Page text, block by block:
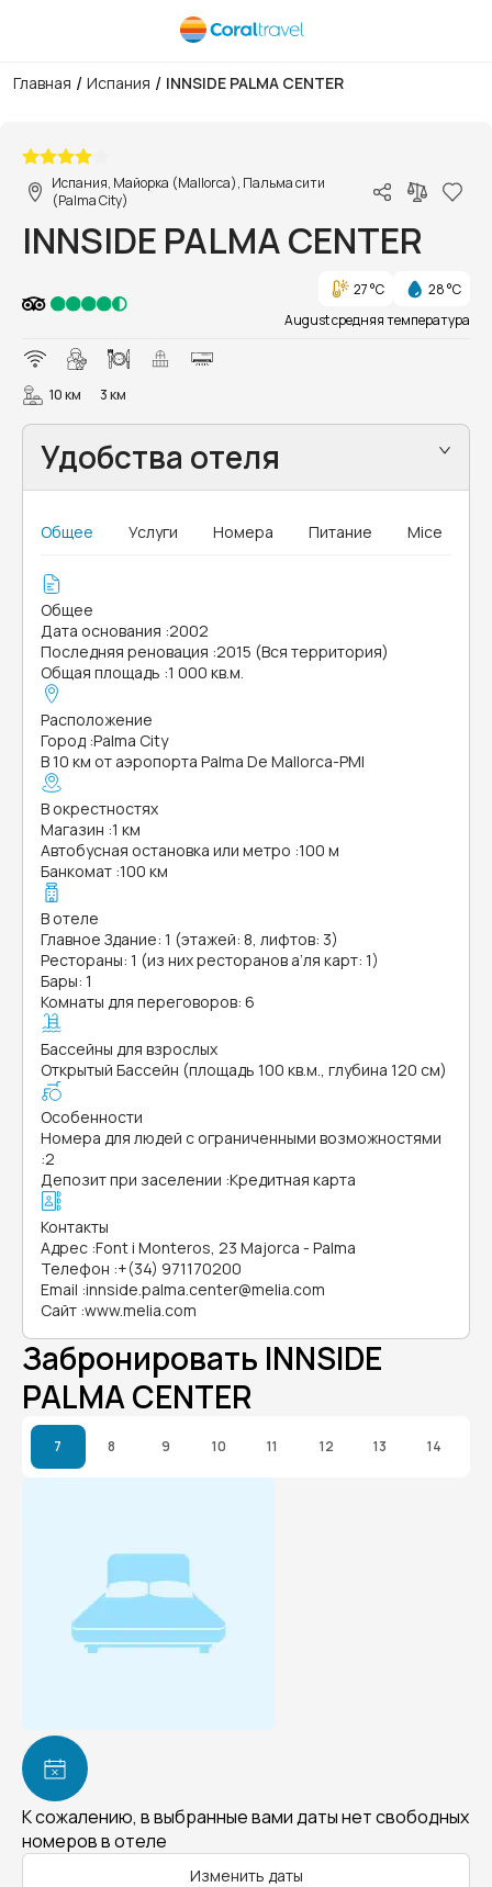
Главная / Испания / INNSIDE PALMA CENTER
Испания, Майорка (Mallorca), Пальма сити
(Palma City)
INNSIDE PALMA CENTER
27 °C
28 °C
August средняя температура
10 км 3 км
Удобства отеля
Общее Услуги Номера Питание Mice
Общее
Дата основания :2002
Последняя реновация :2015 (Вся территория)
Общая площадь :1 000 кв.м.
Расположение
Город :Palma City
В 10 км от аэропорта Palma De Mallorca-PMI
В окрестностях
Магазин :1 км
Автобусная остановка или метро :100 м
Банкомат :100 км
В отеле
Главное Здание: 1 (этажей: 8, лифтов: 3)
Рестораны: 1 (из них ресторанов а’ля карт: 1)
Бары: 1
Комнаты для переговоров: 6
Бассейны для взрослых
Открытый Бассейн (площадь 100 кв.м., глубина 120 см)
Особенности
Номера для людей с ограниченными возможностями
:2
Депозит при заселении :Кредитная карта
Контакты
Адрес :Font i Monteros, 23 Majorca - Palma
Телефон :+(34) 971170200
Email :innside.palma.center@melia.com
Сайт :www.melia.com
Забронировать INNSIDE
PALMA CENTER
7 8 9 10 11 12 13 14
К сожалению, в выбранные вами даты нет свободных
номеров в отеле
Изменить даты